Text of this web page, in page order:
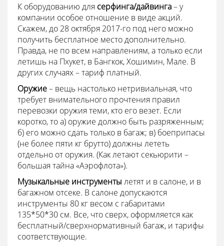
К оборудованию для серфинга/дайвинга– у
компании особое отношение в виде акций.
Скажем, до 28 октября 2017-го под него можно
получить бесплатное место дополнительно.
Правда, не по всем направлениям, а только если
летишь на Пхукет, в Бангкок, Хошимин, Мале. В
других случаях – тариф платный.
Оружие– вещь настолько нетривиальная, что
требует внимательного прочтения правил
перевозки оружия теми, кто его везет. Если
коротко, то а) оружие должно быть разряженным;
б) его можно сдать только в багаж; в) боеприпасы
(не более пяти кг брутто) должны лететь
отдельно от оружия. (Как летают секьюрити –
большая тайна «Аэрофлота»).
Музыкальные инструменты летят и в салоне, и в
багажном отсеке. В салоне допускаются
инструменты 80 кг весом с габаритами
135*50*30 см. Все, что сверх, оформляется как
бесплатный/сверхнормативный багаж, и тарифы
соответствующие.